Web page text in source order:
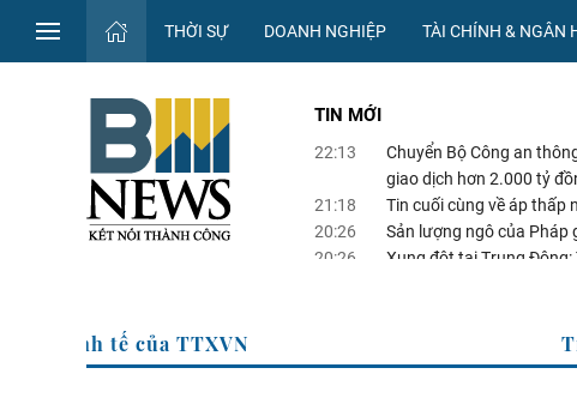
THỜI SỰ DOANH NGHIỆP TÀI CHÍNH & NGÂN
TIN MỚI
22:13
Chuyển Bộ Công an
giao dịch hơn 2.000 tỷ
21:18
Tin cuối cùng về áp thấp
20:26
Sản lượng ngô của
20:26
Xung đột tại Trung
tin kinh tế của TTXVN